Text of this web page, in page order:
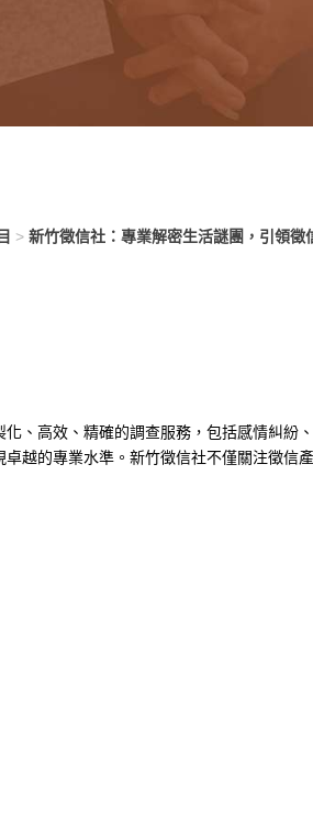
>新竹徵信社：專業解密生活謎團，引領徵
、高效、精確的調查服務，包括感情糾紛
越的專業水準。新竹徵信社不僅關注徵信